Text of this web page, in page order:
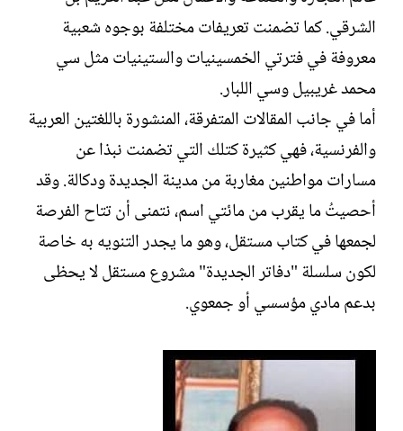
الشرقي. كما تضمنت تعريفات مختلفة بوجوه شعبية
معروفة في فترتي الخمسينيات والستينيات مثل سي
محمد غريبيل وسي اللبار.
أما في جانب المقالات المتفرقة، المنشورة باللغتين العربية
والفرنسية، فهي كثيرة كتلك التي تضمنت نبذا عن
مسارات مواطنين مغاربة من مدينة الجديدة ودكالة. وقد
أحصيتُ ما يقرب من مائتي اسم، نتمنى أن تتاح الفرصة
لجمعها في كتاب مستقل، وهو ما يجدر التنويه به خاصة
لكون سلسلة "دفاتر الجديدة" مشروع مستقل لا يحظى
بدعم مادي مؤسسي أو جمعوي.